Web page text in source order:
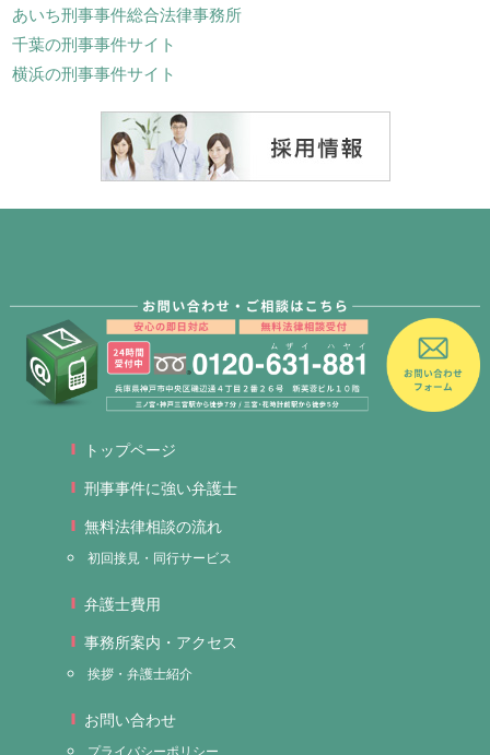
あいち刑事事件総合法律事務所
千葉の刑事事件サイト
横浜の刑事事件サイト
トップページ
刑事事件に強い弁護士
無料法律相談の流れ
初回接見・同行サービス
弁護士費用
事務所案内・アクセス
挨拶・弁護士紹介
お問い合わせ
プライバシーポリシー